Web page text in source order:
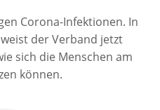
Corona-Infektionen. In
der Verband jetzt
sich die Menschen am
können.